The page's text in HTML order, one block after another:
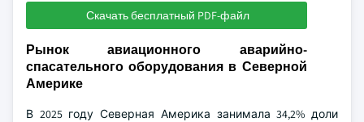
Скачать бесплатный PDF-файл
Рынок авиационного аварийно-
спасательного оборудования в Северной
Америке
В 2025 году Северная Америка занимала 34,2% доли